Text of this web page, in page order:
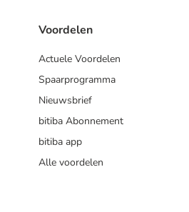
Voordelen
Actuele Voordelen
Spaarprogramma
Nieuwsbrief
bitiba Abonnement
bitiba app
Alle voordelen